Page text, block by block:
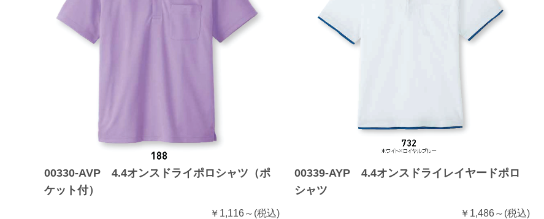
00330-AVP 4.4オンスドライポロシャツ（ポ
ケット付）
￥1,116～ (税込)
00339-AYP 4.4オンスドライレイヤードポロ
シャツ
￥1,486～ (税込)